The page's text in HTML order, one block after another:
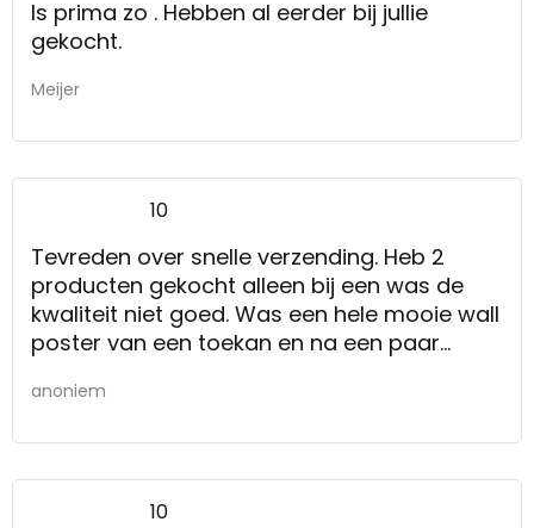
Is prima zo . Hebben al eerder bij jullie
gekocht.
Meijer
10
Tevreden over snelle verzending. Heb 2
producten gekocht alleen bij een was de
kwaliteit niet goed. Was een hele mooie wall
poster van een toekan en na een paar
hangt.
anoniem
10